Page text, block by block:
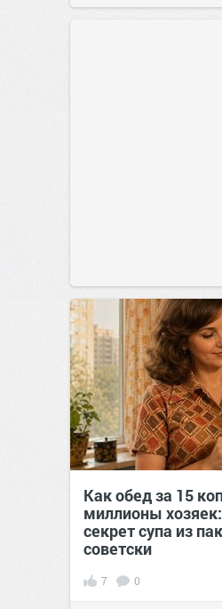
Как обед за 15
миллионы
секрет супа из
советски
7 0